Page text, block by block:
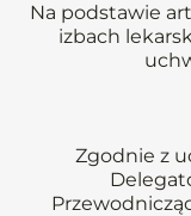
Na podstawie
izbach
Zgodnie z